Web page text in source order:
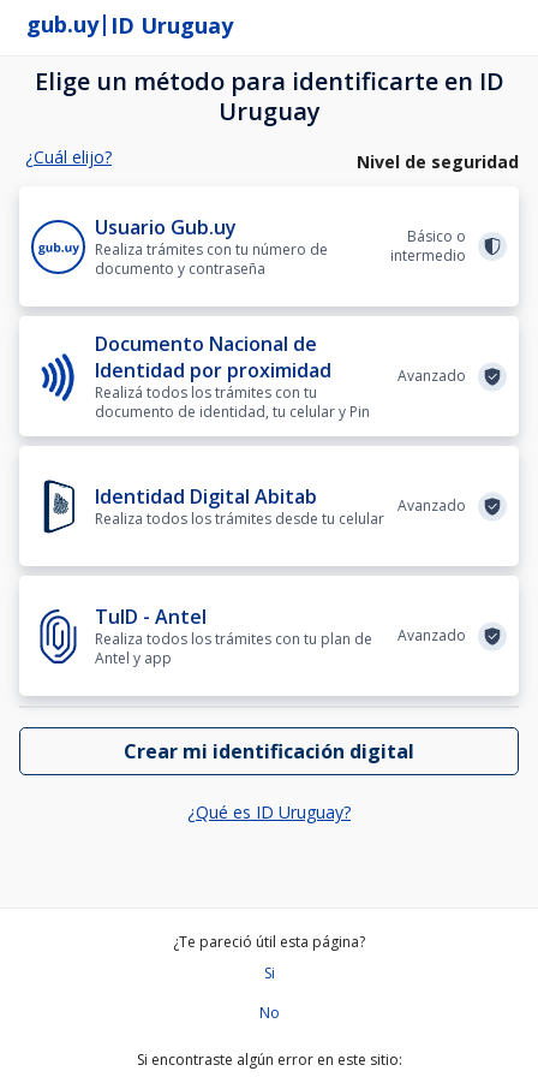
gub.uy| ID Uruguay
Elige un método para identificarte en ID
Uruguay
¿Cuál elijo? Nivel de seguridad
Usuario Gub.uy
Realiza trámites con tu número de
documento y contraseña
Básico o
intermedio
Documento Nacional de
Identidad por proximidad
Realizá todos los trámites con tu
documento de identidad, tu celular y Pin
Avanzado
Identidad Digital Abitab
Realiza todos los trámites desde tu celular
Avanzado
TuID - Antel
Realiza todos los trámites con tu plan de
Antel y app
Avanzado
Crear mi identificación digital
¿Qué es ID Uruguay?
¿Te pareció útil esta página?
Si
No
Si encontraste algún error en este sitio: